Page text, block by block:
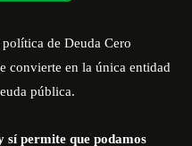
de Deuda Cero
convierte en la única entidad
pública.
permite que podamos